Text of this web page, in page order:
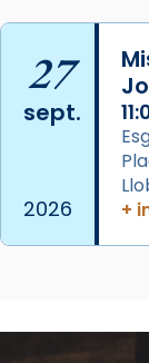
que les
Mataró en
...Ver más
View on
27
sept.
2026
+